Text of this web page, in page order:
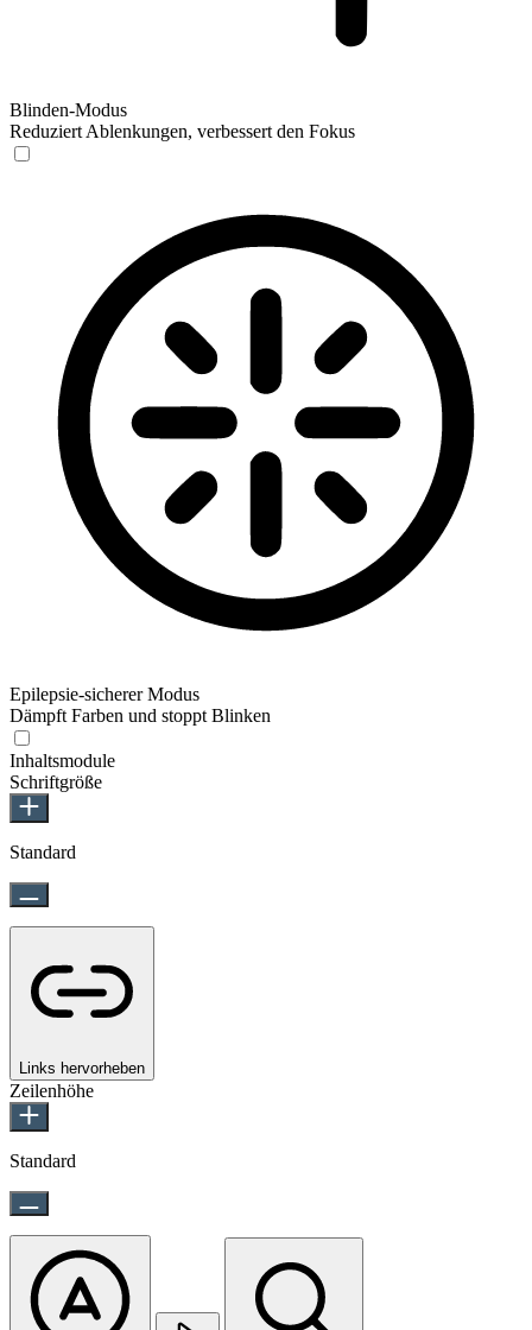
Blinden-Modus
Reduziert Ablenkungen, verbessert den Fokus
Epilepsie-sicherer Modus
Dämpft Farben und stoppt Blinken
Inhaltsmodule
Schriftgröße
Standard
Links hervorheben
Zeilenhöhe
Standard